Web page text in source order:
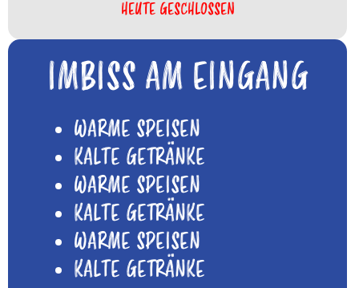
HEUTE GESCHLOSSEN
IMBISS AM EINGANG
WARME SPEISEN
KALTE GETRÄNKE
WARME SPEISEN
KALTE GETRÄNKE
WARME SPEISEN
KALTE GETRÄNKE